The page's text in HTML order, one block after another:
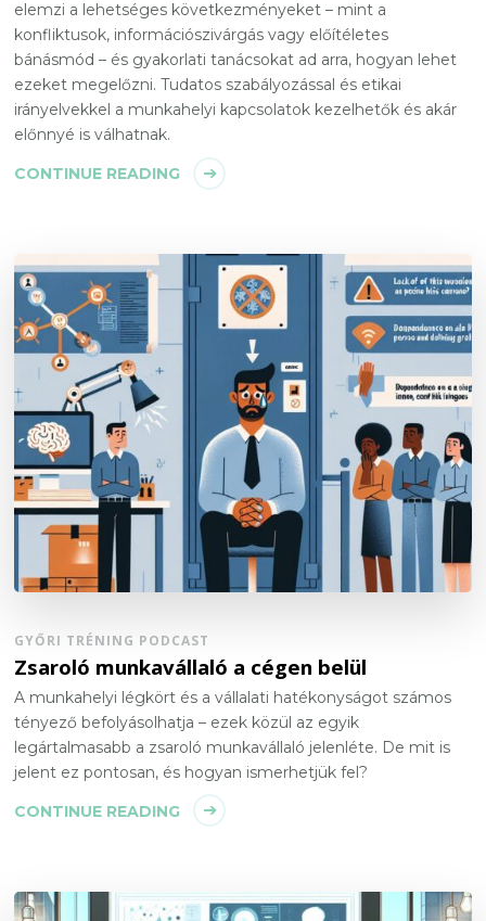
elemzi a lehetséges következményeket – mint a
konfliktusok, információszivárgás vagy előítéletes
bánásmód – és gyakorlati tanácsokat ad arra, hogyan lehet
ezeket megelőzni. Tudatos szabályozással és etikai
irányelvekkel a munkahelyi kapcsolatok kezelhetők és akár
előnnyé is válhatnak.
CONTINUE READING
GYŐRI TRÉNING PODCAST
Zsaroló munkavállaló a cégen belül
A munkahelyi légkört és a vállalati hatékonyságot számos
tényező befolyásolhatja – ezek közül az egyik
legártalmasabb a zsaroló munkavállaló jelenléte. De mit is
jelent ez pontosan, és hogyan ismerhetjük fel?
CONTINUE READING